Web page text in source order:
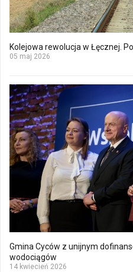
Kolejowa rewolucja w Łęcznej.
05 maj 2026
Gmina Cyców z unijnym
wodociągów
14 kwiecień 2026